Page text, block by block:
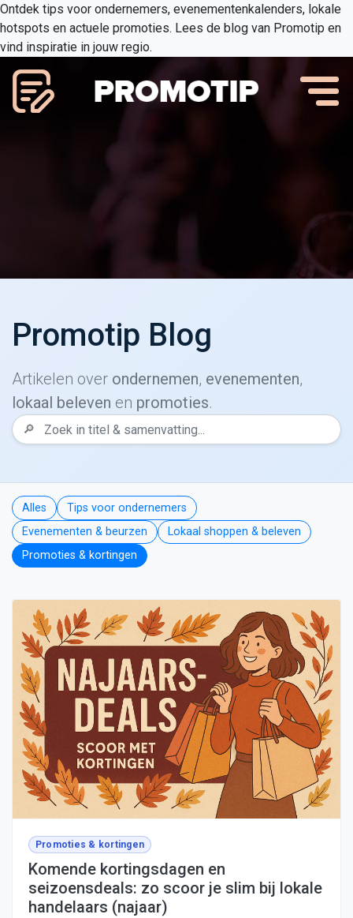
Ontdek tips voor ondernemers, evenementenkalenders, lokale
hotspots en actuele promoties. Lees de blog van Promotip en
vind inspiratie in jouw regio.
Promotip Blog
Artikelen over ondernemen, evenementen,
lokaal beleven en promoties.
🔎
Alles
Tips voor ondernemers
Evenementen & beurzen
Lokaal shoppen & beleven
Promoties & kortingen
Promoties & kortingen
Komende kortingsdagen en
seizoensdeals: zo scoor je slim bij lokale
handelaars (najaar)